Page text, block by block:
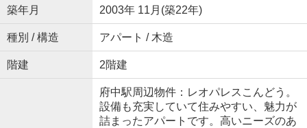
築年月 2003年 11月(築22年)
種別 / 構造 アパート / 木造
階建 2階建
府中駅周辺物件：レオパレスこんどう。
設備も充実していて住みやすい、魅力が
詰まったアパートです。高いニーズのあ